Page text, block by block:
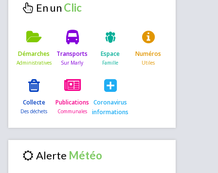
En un
Démarches Transports Espace Numéros
Collecte Publications Coronavirus
informations
Alerte